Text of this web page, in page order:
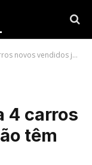
já não têm tubo de escape?
4 carros
têm